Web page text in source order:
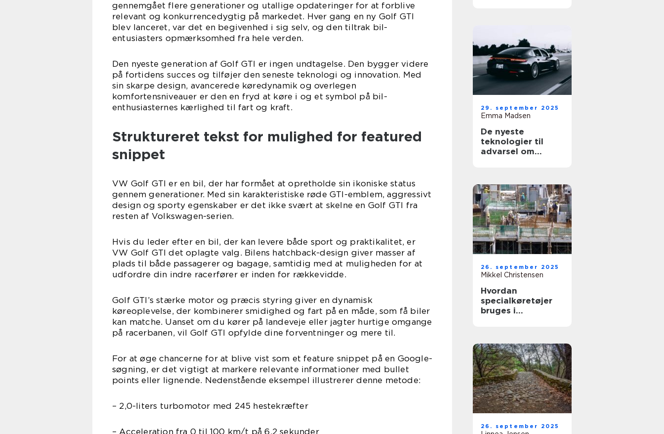
gennemgået flere generationer og utallige opdateringer for at forblive
relevant og konkurrencedygtig på markedet. Hver gang en ny Golf GTI
blev lanceret, var det en begivenhed i sig selv, og den tiltrak bil-
entusiasters opmærksomhed fra hele verden.
Den nyeste generation af Golf GTI er ingen undtagelse. Den bygger videre
på fortidens succes og tilføjer den seneste teknologi og innovation. Med
sin skarpe design, avancerede køredynamik og overlegen
komfortensniveauer er den en fryd at køre i og et symbol på bil-
enthusiasternes kærlighed til fart og kraft.
Struktureret tekst for mulighed for featured
snippet
VW Golf GTI er en bil, der har formået at opretholde sin ikoniske status
gennem generationer. Med sin karakteristiske røde GTI-emblem, aggressivt
design og sporty egenskaber er det ikke svært at skelne en Golf GTI fra
resten af Volkswagen-serien.
Hvis du leder efter en bil, der kan levere både sport og praktikalitet, er
VW Golf GTI det oplagte valg. Bilens hatchback-design giver masser af
plads til både passagerer og bagage, samtidig med at muligheden for at
udfordre din indre racerfører er inden for rækkevidde.
Golf GTI’s stærke motor og præcis styring giver en dynamisk
køreoplevelse, der kombinerer smidighed og fart på en måde, som få biler
kan matche. Uanset om du kører på landeveje eller jagter hurtige omgange
på racerbanen, vil Golf GTI opfylde dine forventninger og mere til.
For at øge chancerne for at blive vist som et feature snippet på en Google-
søgning, er det vigtigt at markere relevante informationer med bullet
points eller lignende. Nedenstående eksempel illustrerer denne metode:
– 2,0-liters turbomotor med 245 hestekræfter
– Acceleration fra 0 til 100 km/t på 6,2 sekunder
29. september 2025
Emma Madsen
De nyeste
teknologier til
advarsel om
26. september 2025
Mikkel Christensen
Hvordan
specialkøretøjer
bruges i
26. september 2025